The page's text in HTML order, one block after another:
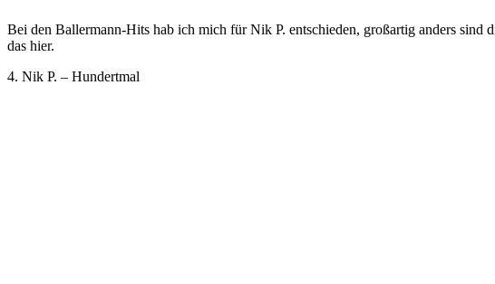
Bei den Ballermann-Hits hab ich mich für Nik P. entschieden, großartig anders
das hier.
4. Nik P. – Hundertmal